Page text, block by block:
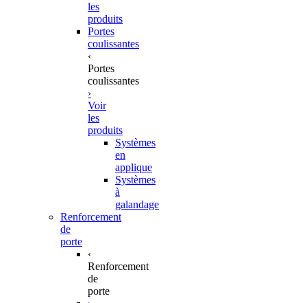
les
produits
Portes
coulissantes
‹
Portes
coulissantes
›
Voir
les
produits
Systèmes
en
applique
Systèmes
à
galandage
Renforcement
de
porte
‹
Renforcement
de
porte